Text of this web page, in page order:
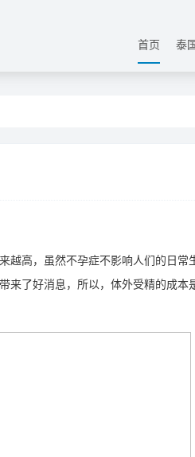
首页 泰
高，虽然不孕症不影响人们的日常
来了好消息，所以，体外受精的成本